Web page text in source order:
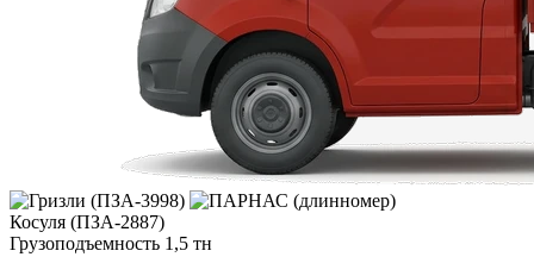
Косуля (ПЗА-2887)
Грузоподъемность 1,5 тн